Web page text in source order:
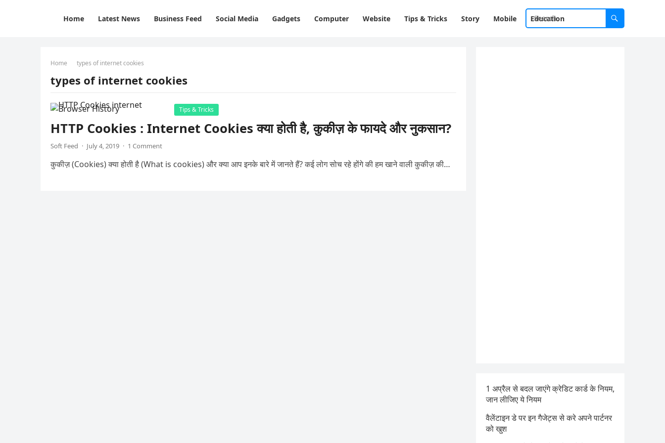
Home Latest News Business Feed Social Media Gadgets Computer Website Tips & Tricks Story Mobile Education
Home types of internet cookies
types of internet cookies
Tips & Tricks
HTTP Cookies : Internet Cookies क्या होती है, कुकीज़ के फायदे और नुकसान?
Soft Feed · July 4, 2019 · 1 Comment
कुकीज़ (Cookies) क्या होती है (What is cookies) और क्या आप इनके बारे में जानते हैं? कई लोग सोच रहे होंगे की हम खाने वाली कुकीज़ की…
1 अप्रैल से बदल जाएंगे क्रेडिट कार्ड के नियम,
जान लीजिए ये नियम
वैलेंटाइन डे पर इन गैजेट्स से करे अपने पार्टनर
को खुश